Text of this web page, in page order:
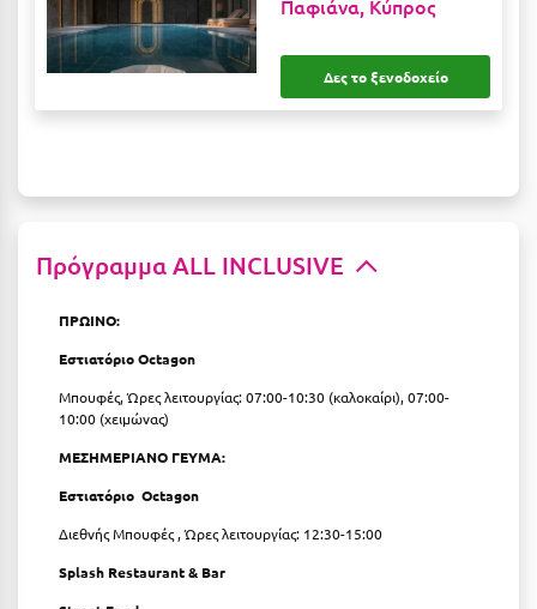
Ιωάννινα
Κάλαμος
Καλαμπάκα
Κάλυμνος
Καμένα Βούρλα
Καρδάμαινα
Καρδαμύλη
Καρδίτσα
Κάρπαθος
Παφιάνα, Κύπρος
Δες το ξενοδοχείο
Πρόγραμμα ALL INCLUSIVE
ΠΡΩΙΝΟ:
Εστιατόριο Octagon
Μπουφές, Ώρες λειτουργίας: 07:00-10:30 (καλοκαίρι), 07:00-
10:00 (χειμώνας)
ΜΕΣΗΜΕΡΙΑΝΟ ΓΕΥΜΑ:
Εστιατόριο Octagon
Διεθνής Μπουφές , Ώρες λειτουργίας: 12:30-15:00
Splash Restaurant & Bar